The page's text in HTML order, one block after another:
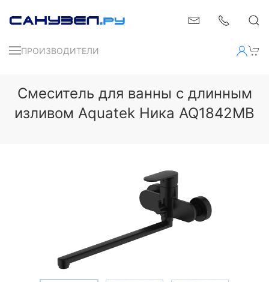
ПРОИЗВОДИТЕЛИ
Смеситель для ванны с длинным
изливом Aquatek Ника AQ1842MB